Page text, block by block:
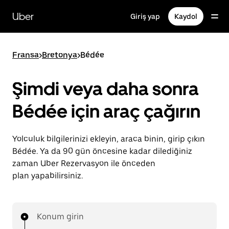
içeriğe
gidinUber Giriş yap Kaydol
Fransa>Bretonya>Bédée
Şimdi veya daha sonra
Bédée için araç çağırın
Yolculuk bilgilerinizi ekleyin, araca binin, girip çıkın
Bédée. Ya da 90 gün öncesine kadar dilediğiniz
zaman Uber Rezervasyon ile önceden
plan yapabilirsiniz.
Konum girin